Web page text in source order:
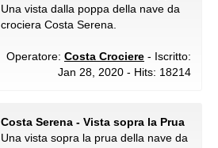
Una vista dalla poppa della nave da
crociera Costa Serena.
Operatore: Costa Crociere - Iscritto:
Jan 28, 2020 - Hits: 18214
Costa Serena - Vista sopra la Prua
Una vista sopra la prua della nave da